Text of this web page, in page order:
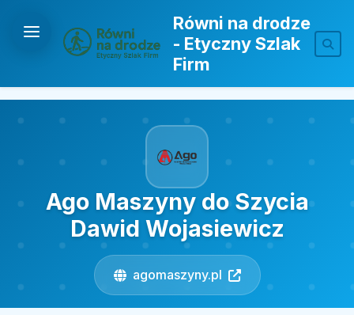
Równi na drodze
- Etyczny Szlak
Firm
Ago Maszyny do Szycia
Dawid Wojasiewicz
agomaszyny.pl